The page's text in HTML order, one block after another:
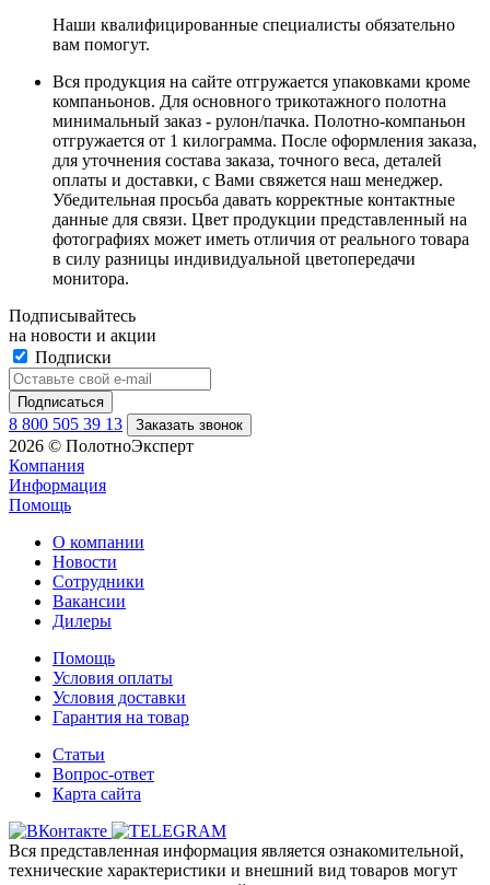
Наши квалифицированные специалисты обязательно
вам помогут.
Вся продукция на сайте отгружается упаковками кроме
компаньонов. Для основного трикотажного полотна
минимальный заказ - рулон/пачка. Полотно-компаньон
отгружается от 1 килограмма. После оформления заказа,
для уточнения состава заказа, точного веса, деталей
оплаты и доставки, с Вами свяжется наш менеджер.
Убедительная просьба давать корректные контактные
данные для связи. Цвет продукции представленный на
фотографиях может иметь отличия от реального товара
в силу разницы индивидуальной цветопередачи
монитора.
Подписывайтесь
на новости и акции
Подписки
8 800 505 39 13 Заказать звонок
2026 © ПолотноЭксперт
Компания
Информация
Помощь
О компании
Новости
Сотрудники
Вакансии
Дилеры
Помощь
Условия оплаты
Условия доставки
Гарантия на товар
Статьи
Вопрос-ответ
Карта сайта
Вся представленная информация является ознакомительной,
технические характеристики и внешний вид товаров могут